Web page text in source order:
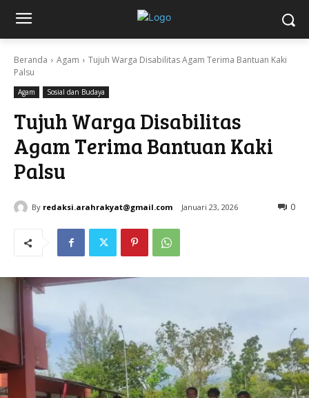
Beranda Agam
Tujuh Warga Disabilitas Agam Terima Bantuan Kaki
Palsu
Agam Sosial dan Budaya
Tujuh Warga Disabilitas
Agam Terima Bantuan Kaki
Palsu
By redaksi.arahrakyat@gmail.com Januari 23, 2026 0